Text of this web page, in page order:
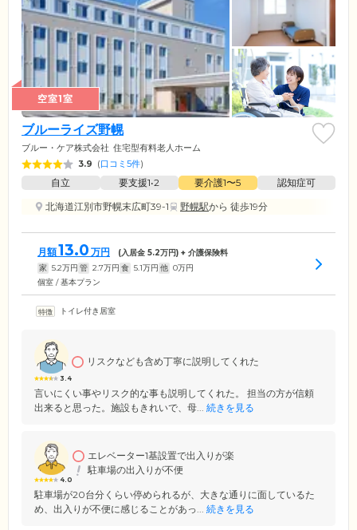
空室1室
ブルーライズ野幌
ブルー・ケア株式会社 住宅型有料老人ホーム
3.9 (口コミ5件)
自立 要支援1•2 要介護1〜5
認知症可
北海道江別市野幌末広町39-1
野幌駅から 徒歩19分
月額13.0 万円 (入居金 5.2万円) + 介護保険料
家 5.2万円 管 2.7万円 食 5.1万円 他 0万円
個室 / 基本プラン
トイレ付き居室
3.4
リスクなども含め丁寧に説明してくれた
言いにくい事やリスク的な事も説明してくれた。 担当の方が信頼
出来ると思った。施設もきれいで、母... 続きを見る
4.0
エレベーター1基設置で出入りが楽
駐車場の出入りが不便
駐車場が20台分くらい停められるが、大きな通りに面しているた
め、出入りが不便に感じることがあっ... 続きを見る